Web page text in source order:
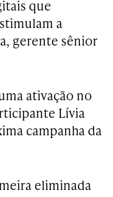
que
a
gerente sênior
ativação no
Lívia
campanha da
eliminada